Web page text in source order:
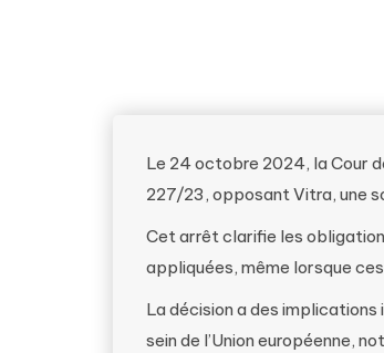
Le 24 octobre 2024, la Cour
227/23, opposant Vitra, une
Cet arrêt clarifie les
appliquées, même lorsque
La décision a des
sein de l’Union européenne,